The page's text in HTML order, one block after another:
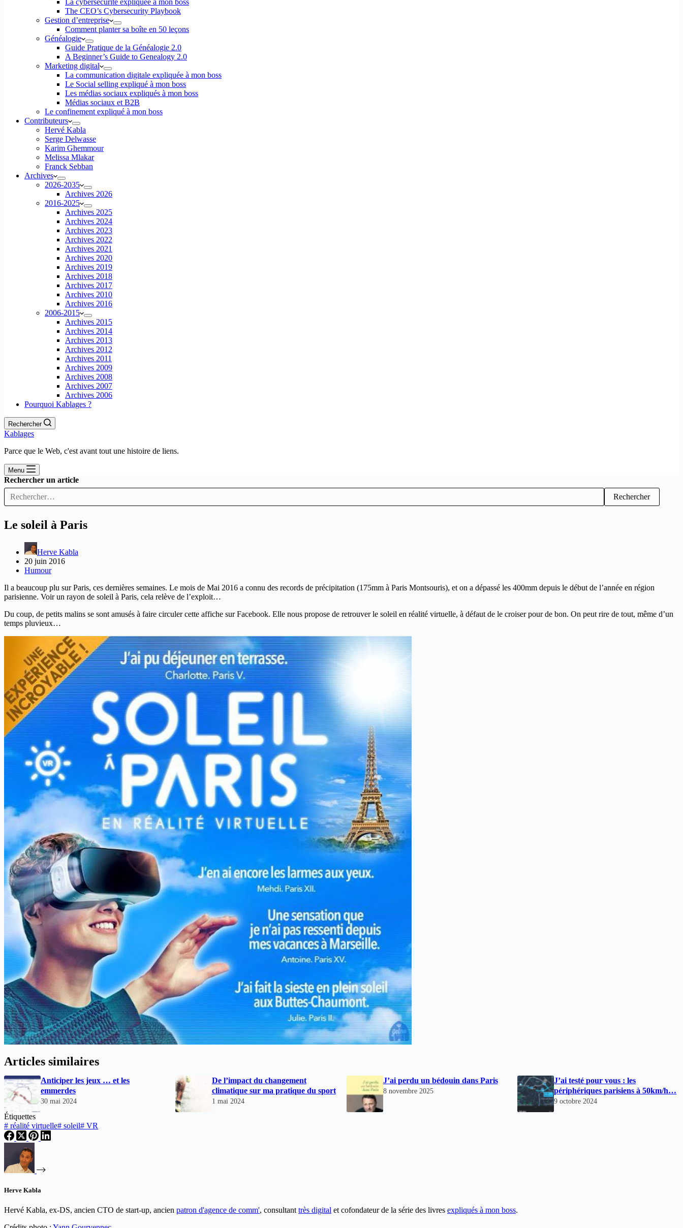
La cybersécurité expliquée à mon boss
The CEO’s Cybersecurity Playbook
Gestion d’entreprise
Comment planter sa boîte en 50 leçons
Généalogie
Guide Pratique de la Généalogie 2.0
A Beginner’s Guide to Genealogy 2.0
Marketing digital
La communication digitale expliquée à mon boss
Le Social selling expliqué à mon boss
Les médias sociaux expliqués à mon boss
Médias sociaux et B2B
Le confinement expliqué à mon boss
Contributeurs
Hervé Kabla
Serge Delwasse
Karim Ghemmour
Melissa Mlakar
Franck Sebban
Archives
2026-2035
Archives 2026
2016-2025
Archives 2025
Archives 2024
Archives 2023
Archives 2022
Archives 2021
Archives 2020
Archives 2019
Archives 2018
Archives 2017
Archives 2010
Archives 2016
2006-2015
Archives 2015
Archives 2014
Archives 2013
Archives 2012
Archives 2011
Archives 2009
Archives 2008
Archives 2007
Archives 2006
Pourquoi Kablages ?
Rechercher
Kablages
Parce que le Web, c'est avant tout une histoire de liens.
Menu
Rechercher un article
Rechercher
Le soleil à Paris
Herve Kabla
20 juin 2016
Humour
Il a beaucoup plu sur Paris, ces dernières semaines. Le mois de Mai 2016 a connu des records de précipitation (175mm à Paris Montsouris), et on a dépassé les 400mm depuis le début de l’année en région
parisienne. Voir un rayon de soleil à Paris, cela relève de l’exploit…
Du coup, de petits malins se sont amusés à faire circuler cette affiche sur Facebook. Elle nous propose de retrouver le soleil en réalité virtuelle, à défaut de le croiser pour de bon. On peut rire de tout, même d’un
temps pluvieux…
Articles similaires
Anticiper les jeux … et les
emmerdes
30 mai 2024
De l’impact du changement
climatique sur ma pratique du sport
1 mai 2024
J’ai perdu un bédouin dans Paris
8 novembre 2025
J’ai testé pour vous : les
périphériques parisiens à 50km/h…
9 octobre 2024
Étiquettes
# réalité virtuelle# soleil# VR
Herve Kabla
Hervé Kabla, ex-DS, ancien CTO de start-up, ancien patron d'agence de comm', consultant très digital et cofondateur de la série des livres expliqués à mon boss.